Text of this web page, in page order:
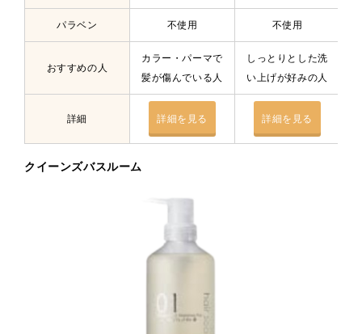
パラベン 不使用 不使用
おすすめの人
カラー・パーマで
髪が傷んでいる人
しっとりとした洗
い上げが好みの人
詳細 詳細を見る 詳細を見る
クイーンズバスルーム